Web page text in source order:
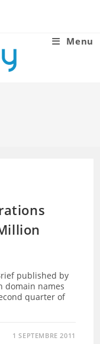
Menu
published by
domain names
quarter of
1 SEPTEMBRE 2011